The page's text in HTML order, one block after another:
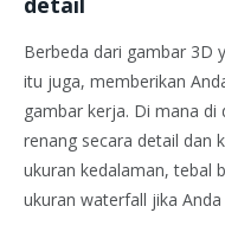
Berbeda dari gambar 3D
itu juga, memberikan
gambar kerja. Di mana
renang secara detail dan
ukuran kedalaman, tebal
ukuran waterfall jika